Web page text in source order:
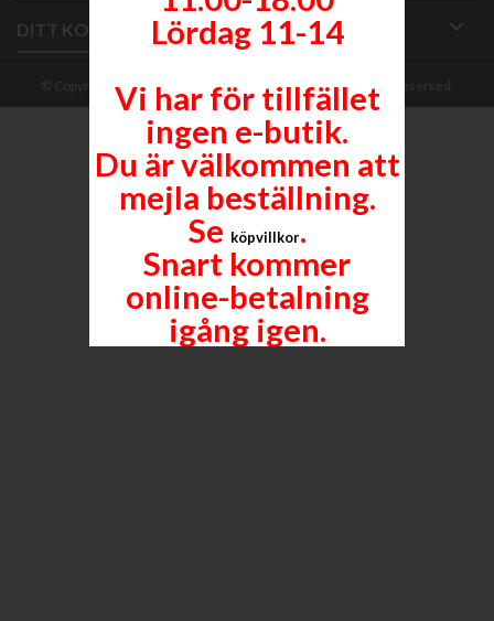
DITT KONTO 
© Copyright 2026 Den anspråkslösa Cigarraffären. All Rights Reserved.
Lördag 11-14
Vi har för tillfället
ingen e-butik.
Du är välkommen att
mejla beställning.
Se köpvillkor.
Snart kommer
online-betalning
igång igen.